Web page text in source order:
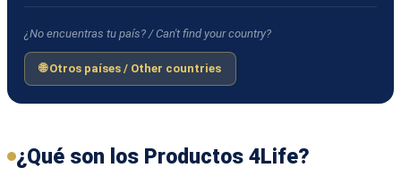
¿No encuentras tu país? / Can't find your country?
🌐 Otros países / Other countries
¿Qué son los Productos 4Life?